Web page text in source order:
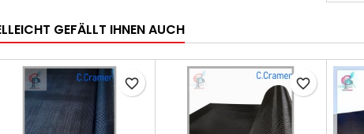
GEFÄLLT IHNEN AUCH
favorite_border favorite_border